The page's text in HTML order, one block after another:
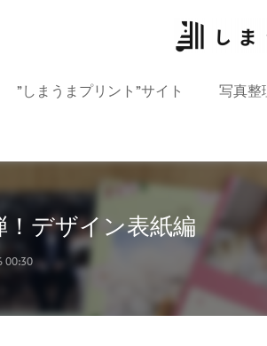
”しまうまプリント”サイト 写真整
！デザイン表紙編
00:30